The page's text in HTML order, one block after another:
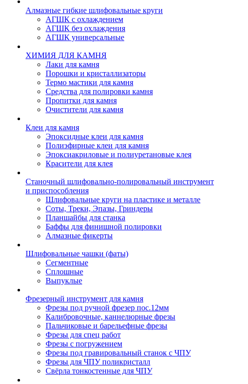
Алмазные гибкие шлифовальные круги
АГШК с охлаждением
АГШК без охлаждения
АГШК универсальные
ХИМИЯ ДЛЯ КАМНЯ
Лаки для камня
Порошки и кристаллизаторы
Термо мастики для камня
Средства для полировки камня
Пропитки для камня
Очистители для камня
Клеи для камня
Эпоксидные клеи для камня
Полиэфирные клеи для камня
Эпоксиакриловые и полиуретановые клея
Красители для клея
Станочный шлифовально-полировальный инструмент
и приспособления
Шлифовальные круги на пластике и металле
Соты, Треки, Эпазы, Гриндеры
Планшайбы для станка
Баффы для финишной полировки
Алмазные фикерты
Шлифовальные чашки (фаты)
Сегментные
Сплошные
Выпуклые
Фрезерный инструмент для камня
Фрезы под ручной фрезер пос.12мм
Калибровочные, каннелюрные фрезы
Пальчиковые и барельефные фрезы
Фрезы для спец работ
Фрезы с погружением
Фрезы под гравировальный станок с ЧПУ
Фрезы для ЧПУ поликристалл
Свёрла тонкостенные для ЧПУ